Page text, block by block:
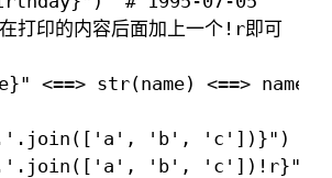
打印的内容后面加上一个!r即可
<==> str(name) <==>
'b', 'c'])}")  #
'b', 'c'])!r}")